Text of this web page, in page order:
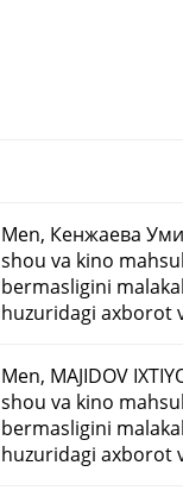
Men, Кенжаева
shou va kino
bermasligini
huzuridagi axborot
Men, MAJIDOV
shou va kino
bermasligini
huzuridagi axborot